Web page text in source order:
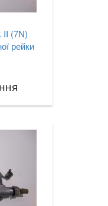
II (7N)
рейки